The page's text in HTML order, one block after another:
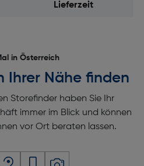
Lieferzeit
in Österreich
Ihrer Nähe finden
Storefinder haben Sie Ihr
immer im Blick und können
vor Ort beraten lassen.